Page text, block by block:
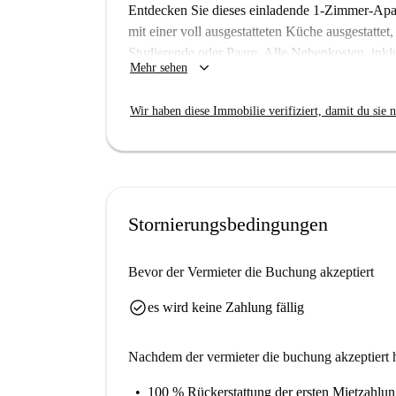
Entdecken Sie dieses einladende 1-Zimmer-
mit einer voll ausgestatteten Küche
Studierende oder Paare. Alle Nebenkosten,
enthalten. Spotahome hat diese Unterkunft auf
Ternes-Maillot ist ein lebendiges Viertel in
l'Arc de Triomphe. Erleben Sie den Charme
Mehr sehen keyboard_arrow_down
Wir haben diese Immobilie verifiziert, damit du sie
Stornierungsbedingungen
Bevor der Vermieter die Buchung akzeptiert
check_circlees wird keine Zahlung fällig
Nachdem der vermieter die buchung akzeptiert
100 % Rückerstattung der ersten